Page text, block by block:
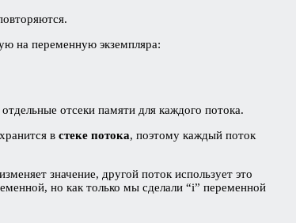
на переменную экземпляра:
отсеки памяти для каждого потока.
в стеке потока, поэтому каждый поток
значение, другой поток использует это
но как только мы сделали “i” переменной